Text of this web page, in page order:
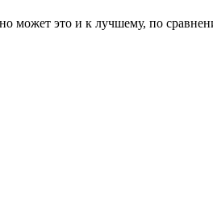
может это и к лучшему, по